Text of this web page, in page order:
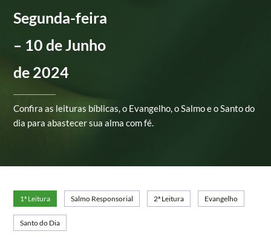
Segunda-feira
– 10 de Junho
de 2024
Confira as leituras bíblicas, o Evangelho, o Salmo e o Santo do
dia para abastecer sua alma com fé.
1ª Leitura Salmo Responsorial 2ª Leitura Evangelho
Santo do Dia